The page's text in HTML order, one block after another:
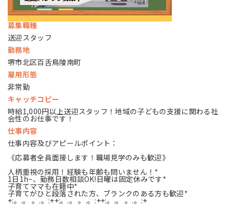
募集職種
送迎スタッフ
勤務地
堺市北区百舌鳥陵南町
雇用形態
非常勤
キャッチコピー
時給1,000円以上送迎スタッフ！地域の子どもの支援に関わる社
会性のお仕事です！
仕事内容
仕事内容及びアピールポイント：
《応募者全員面接します！職場見学のみも歓迎》
人柄重視の採用！経験も年齢も問いません！*
1日1h~、勤務日数相談OK!日曜は固定休みです*
子育てママも在籍中*
子育てがひと段落された方、ブランクのある方も歓迎*
+:。.。 。.。:++:。.。 。.。:++:。.。 。.。:+